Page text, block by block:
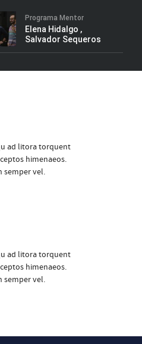
Programa Mentor
Elena Hidalgo ,
Salvador Sequeros
ad litora torquent
himenaeos.
semper vel.
ad litora torquent
himenaeos.
semper vel.